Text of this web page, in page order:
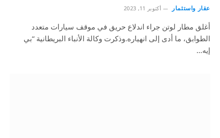
عقار واستثمار أكتوبر 11, 2023
أغلق مطار لوتن جراء اندلاع حريق في موقف سيارات متعدد
الطوابق، ما أدى إلى انهياره.وذكرت وكالة الأنباء البريطانية “بي
إيه…